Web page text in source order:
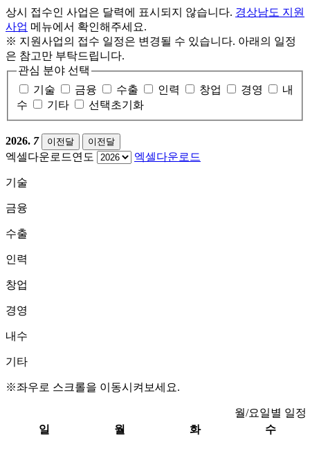
상시 접수인 사업은 달력에 표시되지 않습니다. 경상남도 지원
사업 메뉴에서 확인해주세요.
※ 지원사업의 접수 일정은 변경될 수 있습니다. 아래의 일정
은 참고만 부탁드립니다.
관심 분야 선택
기술
금융 수출 인력 창업 경영
내
수
기타 선택초기화
2026. 7 이전달 이전달
엑셀다운로드연도 엑셀다운로드
기술
금융
수출
인력
창업
경영
내수
기타
※좌우로 스크롤을 이동시켜보세요.
월/요일별 일정
일
월 화 수